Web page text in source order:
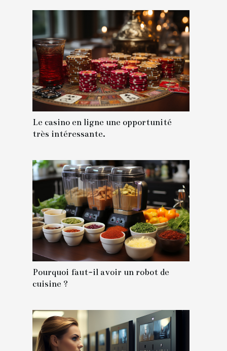
Le casino en ligne une opportunité
très intéressante.
Pourquoi faut-il avoir un robot de
cuisine ?